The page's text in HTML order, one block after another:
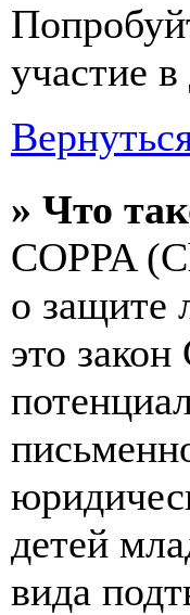
участие
» Что
COPPA
о защите
это
детей
вида